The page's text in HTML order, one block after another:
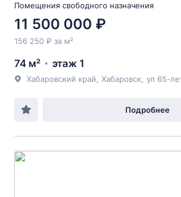
Помещения свободного назначения
11 500 000 ₽
156 250 ₽ за м²
74 м² этаж 1
Хабаровский край Хабаровск ул 65-
Подробнее